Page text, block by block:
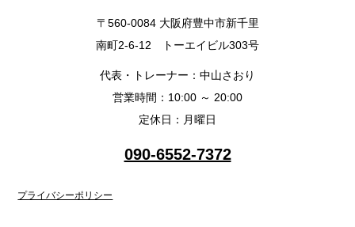
〒560-0084 大阪府豊中市新千里
南町2-6-12 トーエイビル303号
代表・トレーナー：中山さおり
営業時間：10:00 ～ 20:00
定休日：月曜日
090-6552-7372
プライバシーポリシー